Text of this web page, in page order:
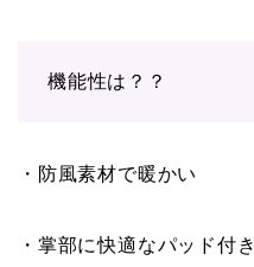
機能性は？？
・防風素材で暖かい
・掌部に快適なパッド付き